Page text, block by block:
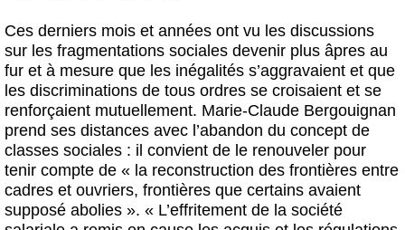
Ces derniers mois et années ont vu les discussions
sur les fragmentations sociales devenir plus âpres au
fur et à mesure que les inégalités s’aggravaient et que
les discriminations de tous ordres se croisaient et se
renforçaient mutuellement. Marie-Claude Bergouignan
prend ses distances avec l’abandon du concept de
classes sociales : il convient de le renouveler pour
tenir compte de « la reconstruction des frontières entre
cadres et ouvriers, frontières que certains avaient
supposé abolies ». « L’effritement de la société